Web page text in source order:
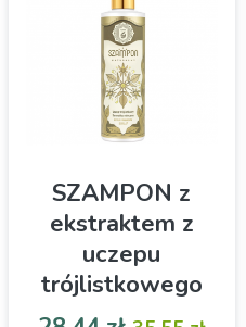
SZAMPON z
ekstraktem z
uczepu
trójlistkowego
na bazie